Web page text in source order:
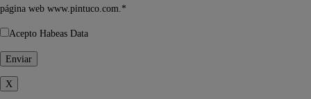
página web www.pintuco.com.*
Acepto Habeas Data
X